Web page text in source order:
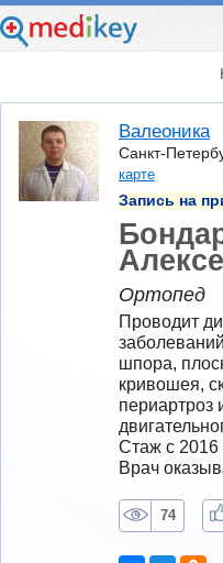
Валеоника
Санкт-
карте
Запись на
Ортопед
Проводит
шпора,
кривошея,
периартроз
Стаж с 2016
Врач
74